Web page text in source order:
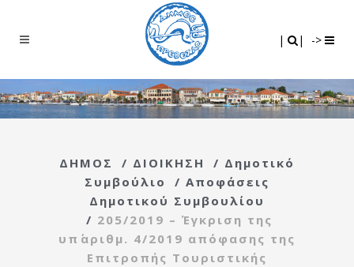
| | ->
ΔΗΜΟΣ / ΔΙΟΙΚΗΣΗ / Δημοτικό
Συμβούλιο
/ Αποφάσεις
Δημοτικού Συμβουλίου
/ 205/2019 – Έγκριση της
υπ΄αριθμ. 4/2019 απόφασης της
Επιτροπής Τουριστικής